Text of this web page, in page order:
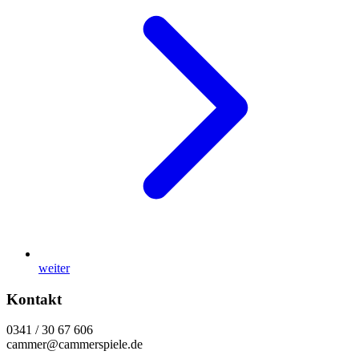
weiter
Kontakt
0341 / 30 67 606
cammer@cammerspiele.de